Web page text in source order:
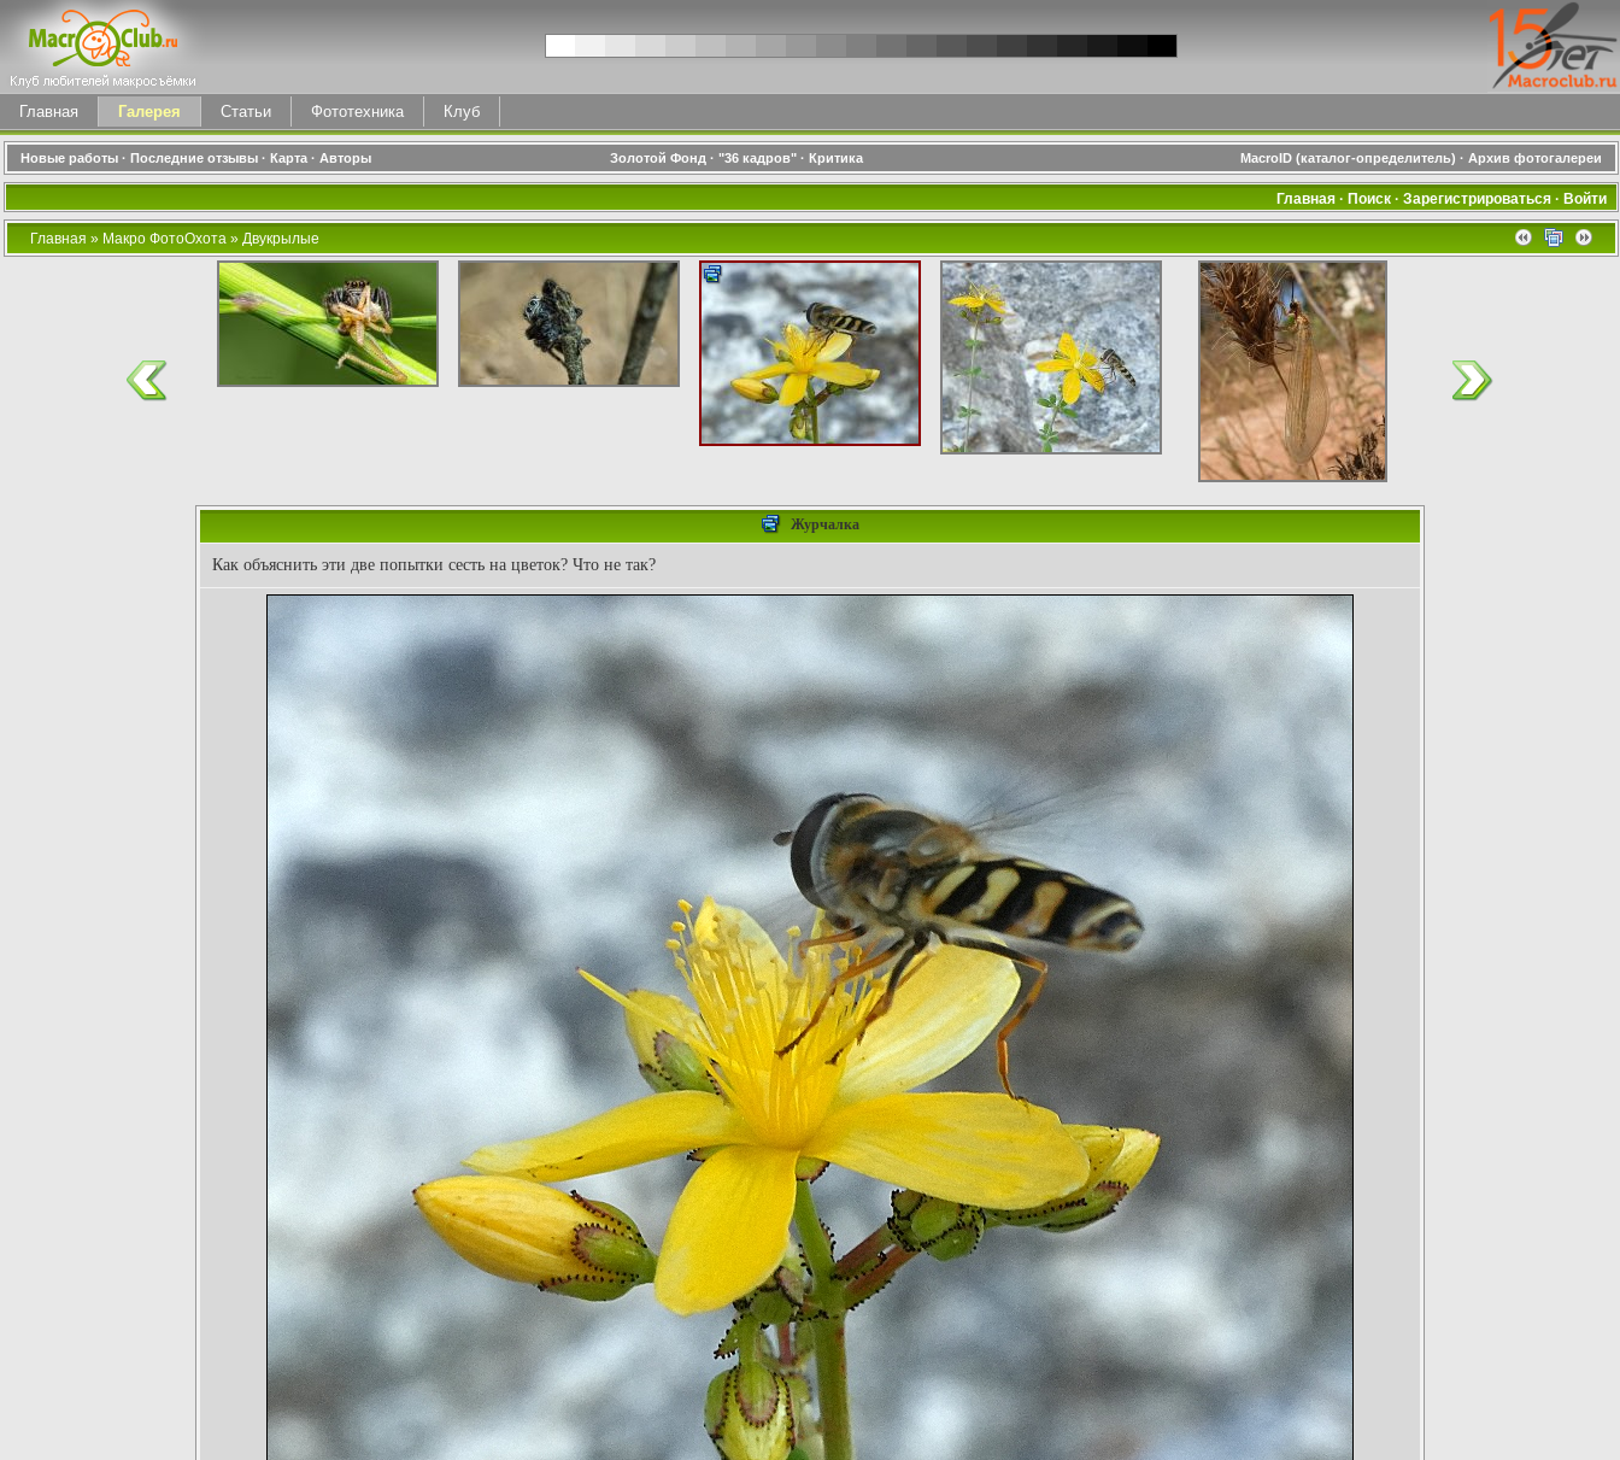
Главная Галерея Статьи Фототехника Клуб
Новые работы · Последние отзывы · Карта · Авторы Золотой Фонд · "36 кадров"· Критика MacroID (каталог-определитель) · Архив фотогалереи
Главная · Поиск · Зарегистрироваться · Войти
Главная » Макро ФотоОхота» Двукрылые
Журчалка
Как объяснить эти две попытки сесть на цветок? Что не так?